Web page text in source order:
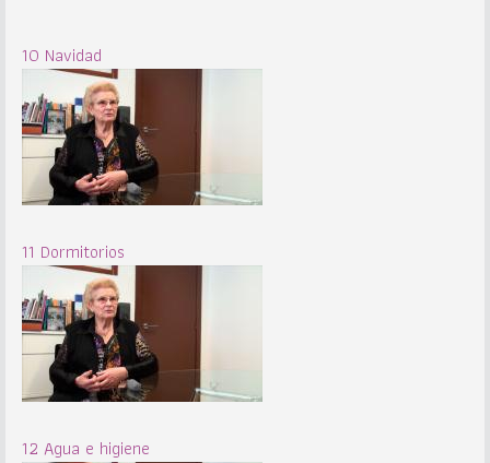
10 Navidad
11 Dormitorios
12 Agua e higiene